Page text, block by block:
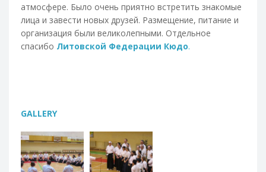
атмосфере. Было очень приятно встретить знакомые
лица и завести новых друзей. Размещение, питание и
организация были великолепными. Отдельное
спасибо Литовской Федерации Кюдо.
GALLERY